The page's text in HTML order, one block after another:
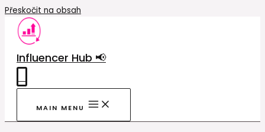
Přeskočit na obsah
Influencer Hub 📢
MAIN MENU